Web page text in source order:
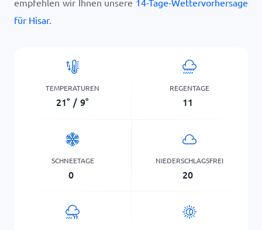
empfehlen wir Ihnen unsere 14-Tage-Wettervorhersage
für Hisar.
TEMPERATUREN
21° / 9°
REGENTAGE
11
SCHNEETAGE
0
NIEDERSCHLAGSFREI
20